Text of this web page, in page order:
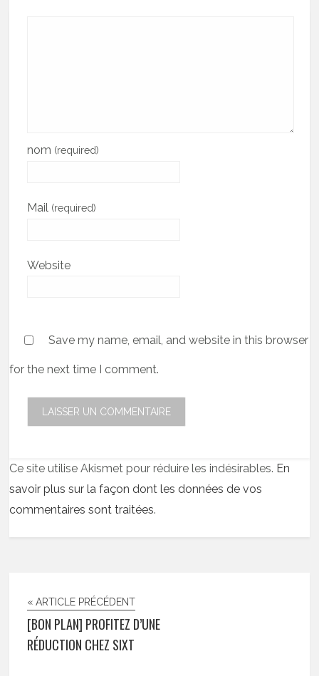
nom (required)
Mail (required)
Website
Save my name, email, and website in this browser
for the next time I comment.
Ce site utilise Akismet pour réduire les indésirables. En
savoir plus sur la façon dont les données de vos
commentaires sont traitées.
« ARTICLE PRÉCÉDENT
[BON PLAN] PROFITEZ D’UNE
RÉDUCTION CHEZ SIXT